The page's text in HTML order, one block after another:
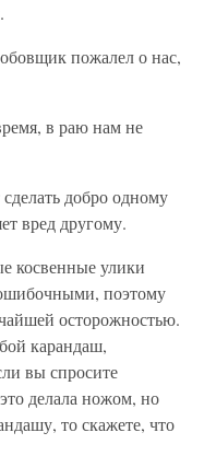
пожалел о нас,
в раю нам не
добро одному
вред другому.
косвенные улики
поэтому
осторожностью.
карандаш,
вы спросите
делала ножом, но
то скажете, что